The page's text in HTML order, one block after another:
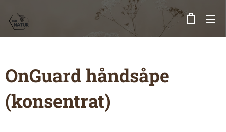
OnGuard håndsåpe
(konsentrat)